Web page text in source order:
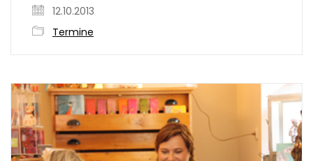
12.10.2013
Termine